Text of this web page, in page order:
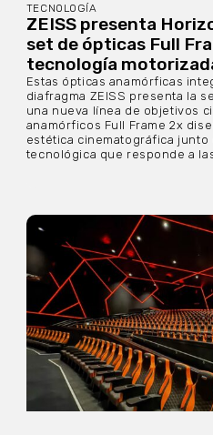
TECNOLOGÍA
ZEISS presenta
set de ópticas Full
tecnología
Estas ópticas anamórficas
diafragma ZEISS presenta la
una nueva línea de objetivos
anamórficos Full Frame 2x
estética cinematográfica junto
tecnológica que responde a